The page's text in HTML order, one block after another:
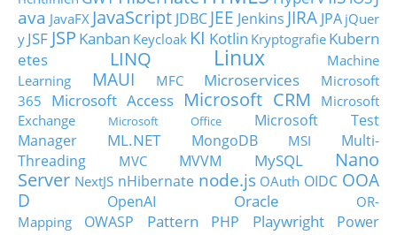
ava JavaFX JavaScript JDBC JEE Jenkins JIRA JPA jQuer
y JSF JSP Kanban Keycloak KI Kotlin Kryptografie Kubern
etes
LINQ Linux
Machine
Learning
MAUI MFC Microservices
Microsoft
365
Microsoft Access Microsoft CRM
Microsoft
Exchange
Microsoft Office
Microsoft Test
Manager
ML.NET MongoDB MSI
Multi-
Threading
MVC MVVM MySQL
Nano
Server NextJS nHibernate node.js OAuth OIDC OOA
D
OpenAI Oracle
OR-
Mapping
OWASP Pattern PHP Playwright
Power